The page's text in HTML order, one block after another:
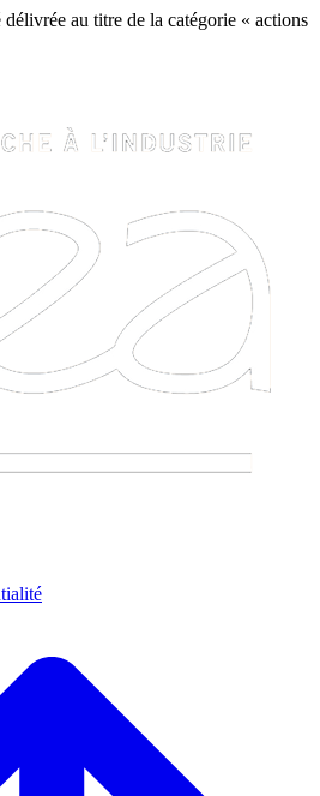
au titre de la catégorie « actions